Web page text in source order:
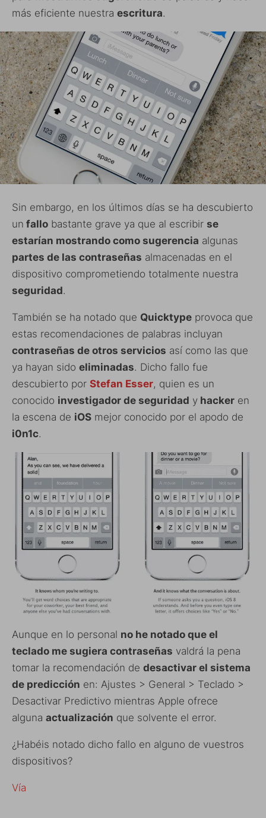
más eficiente nuestra escritura.
Sin embargo, en los últimos días se ha descubierto
un fallo bastante grave ya que al escribir se
estarían mostrando como sugerencia algunas
partes de las contraseñas almacenadas en el
dispositivo comprometiendo totalmente nuestra
seguridad.
También se ha notado que Quicktype provoca que
estas recomendaciones de palabras incluyan
contraseñas de otros servicios así como las que
ya hayan sido eliminadas. Dicho fallo fue
descubierto por Stefan Esser, quien es un
conocido investigador de seguridad y hacker en
la escena de iOS mejor conocido por el apodo de
i0n1c.
Aunque en lo personal no he notado que el
teclado me sugiera contraseñas valdrá la pena
tomar la recomendación de desactivar el sistema
de predicción en: Ajustes > General > Teclado >
Desactivar Predictivo mientras Apple ofrece
alguna actualización que solvente el error.
¿Habéis notado dicho fallo en alguno de vuestros
dispositivos?
Vía